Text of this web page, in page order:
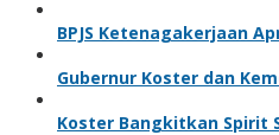
BPJS Ketenagakerjaan
Gubernur Koster dan
Koster Bangkitkan Spirit